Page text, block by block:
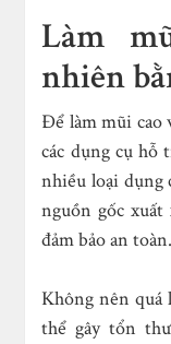
Làm
nhiên
Để làm mũi cao
các dụng cụ hỗ
nhiều loại dụng
nguồn gốc
đảm bảo an toàn.
Không nên quá
thể gây tổn